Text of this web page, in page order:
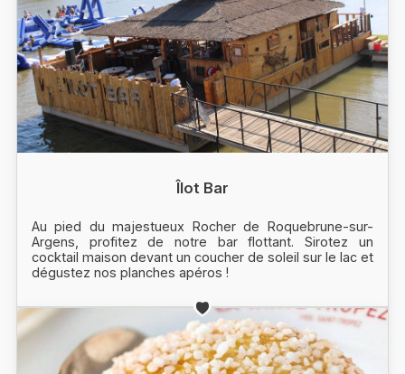
Îlot Bar
Au pied du majestueux Rocher de Roquebrune-sur-
Argens, profitez de notre bar flottant. Sirotez un
cocktail maison devant un coucher de soleil sur le lac et
dégustez nos planches apéros !